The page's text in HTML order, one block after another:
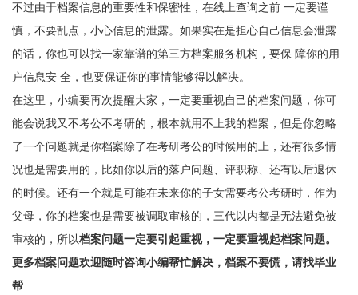
不过由于档案信息的重要性和保密性，在线上查询之前 一定要谨
慎，不要乱点，小心信息的泄露。如果实在是担心自己信息会泄露
的话，你也可以找一家靠谱的第三方档案服务机构，要保 障你的用
户信息安 全，也要保证你的事情能够得以解决。
在这里，小编要再次提醒大家，一定要重视自己的档案问题，你可
能会说我又不考公不考研的，根本就用不上我的档案，但是你忽略
了一个问题就是你档案除了在考研考公的时候用的上，还有很多情
况也是需要用的，比如你以后的落户问题、评职称、还有以后退休
的时候。还有一个就是可能在未来你的子女需要考公考研时，作为
父母，你的档案也是需要被调取审核的，三代以内都是无法避免被
审核的，所以档案问题一定要引起重视，一定要重视起档案问题。
更多档案问题欢迎随时咨询小编帮忙解决，档案不要慌，请找毕业
帮